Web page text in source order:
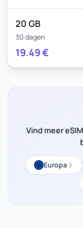
20 GB
30 dagen
19.49€
Vind meer
Europa